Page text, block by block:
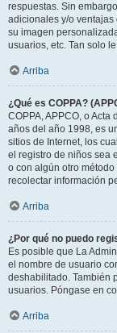
respuestas. Sin
adicionales y/o
su imagen
usuarios, etc. Tan solo
Arriba
¿Qué es COPPA?
COPPA, APPCO, o
años del año 1998, es
sitios de Internet, los
el registro de niños sea
o con algún otro
recolectar información
Arriba
¿Por qué no puedo
Es posible que La
el nombre de usuario
deshabilitado. También
usuarios. Póngase en
Arriba